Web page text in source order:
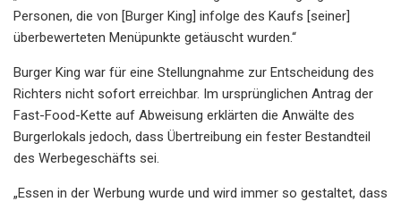
Personen, die von [Burger King] infolge des Kaufs [seiner]
überbewerteten Menüpunkte getäuscht wurden.“
Burger King war für eine Stellungnahme zur Entscheidung des
Richters nicht sofort erreichbar. Im ursprünglichen Antrag der
Fast-Food-Kette auf Abweisung erklärten die Anwälte des
Burgerlokals jedoch, dass Übertreibung ein fester Bestandteil
des Werbegeschäfts sei.
„Essen in der Werbung wurde und wird immer so gestaltet, dass